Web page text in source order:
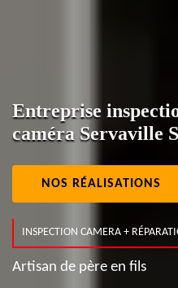
Entreprise
caméra Servaville
NOS RÉALISATIONS
INSPECTION CAMERA +
Artisan de père en fils